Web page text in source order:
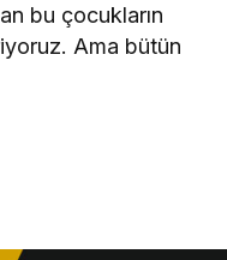
bu çocukların
Ama bütün